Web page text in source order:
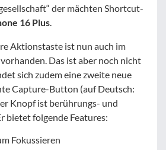
der mächten Shortcut-
16 Plus.
Aktionstaste ist nun auch im
Das ist aber noch nicht
sich zudem eine zweite neue
Capture-Button (auf Deutsch:
Knopf ist berührungs- und
bietet folgende Features:
Fokussieren